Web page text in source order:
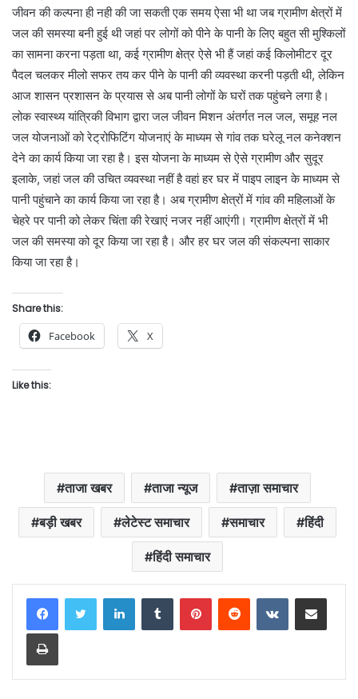
जीवन की कल्पना ही नही की जा सकती एक समय ऐसा भी था जब ग्रामीण क्षेत्रों में
जल की समस्या बनी हुई थी जहां पर लोगों को पीने के पानी के लिए बहुत सी मुश्किलों
का सामना करना पड़ता था, कई ग्रामीण क्षेत्र ऐसे भी हैं जहां कई किलोमीटर दूर
पैदल चलकर मीलो सफर तय कर पीने के पानी की व्यवस्था करनी पड़ती थी, लेकिन
आज शासन प्रशासन के प्रयास से अब पानी लोगों के घरों तक पहुंचने लगा है।
लोक स्वास्थ्य यांत्रिकी विभाग द्वारा जल जीवन मिशन अंतर्गत नल जल, समूह नल
जल योजनाओं को रेट्रोफिटिंग योजनाएं के माध्यम से गांव तक घरेलू नल कनेक्शन
देने का कार्य किया जा रहा है। इस योजना के माध्यम से ऐसे ग्रामीण और सुदूर
इलाके, जहां जल की उचित व्यवस्था नहीं है वहां हर घर में पाइप लाइन के माध्यम से
पानी पहुंचाने का कार्य किया जा रहा है। अब ग्रामीण क्षेत्रों में गांव की महिलाओं के
चेहरे पर पानी को लेकर चिंता की रेखाएं नजर नहीं आएंगी। ग्रामीण क्षेत्रों में भी
जल की समस्या को दूर किया जा रहा है। और हर घर जल की संकल्पना साकार
किया जा रहा है।
Share this:
Facebook X
Like this:
ताजा खबर ताजा न्यूज ताज़ा समाचार
बड़ी खबर लेटेस्ट समाचार समाचार हिंदी
हिंदी समाचार
LinkedInTumblr PinterestReddit VKontakteShare via Email
Print